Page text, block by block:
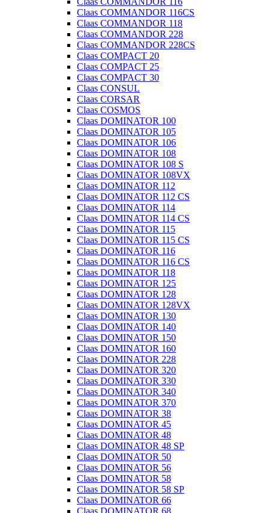
Claas COMMANDOR 116CS
Claas COMMANDOR 118
Claas COMMANDOR 228
Claas COMMANDOR 228CS
Claas COMPACT 20
Claas COMPACT 25
Claas COMPACT 30
Claas CONSUL
Claas CORSAR
Claas COSMOS
Claas DOMINATOR 100
Claas DOMINATOR 105
Claas DOMINATOR 106
Claas DOMINATOR 108
Claas DOMINATOR 108 S
Claas DOMINATOR 108VX
Claas DOMINATOR 112
Claas DOMINATOR 112 CS
Claas DOMINATOR 114
Claas DOMINATOR 114 CS
Claas DOMINATOR 115
Claas DOMINATOR 115 CS
Claas DOMINATOR 116
Claas DOMINATOR 116 CS
Claas DOMINATOR 118
Claas DOMINATOR 125
Claas DOMINATOR 128
Claas DOMINATOR 128VX
Claas DOMINATOR 130
Claas DOMINATOR 140
Claas DOMINATOR 150
Claas DOMINATOR 160
Claas DOMINATOR 228
Claas DOMINATOR 320
Claas DOMINATOR 330
Claas DOMINATOR 340
Claas DOMINATOR 370
Claas DOMINATOR 38
Claas DOMINATOR 45
Claas DOMINATOR 48
Claas DOMINATOR 48 SP
Claas DOMINATOR 50
Claas DOMINATOR 56
Claas DOMINATOR 58
Claas DOMINATOR 58 SP
Claas DOMINATOR 66
Claas DOMINATOR 68